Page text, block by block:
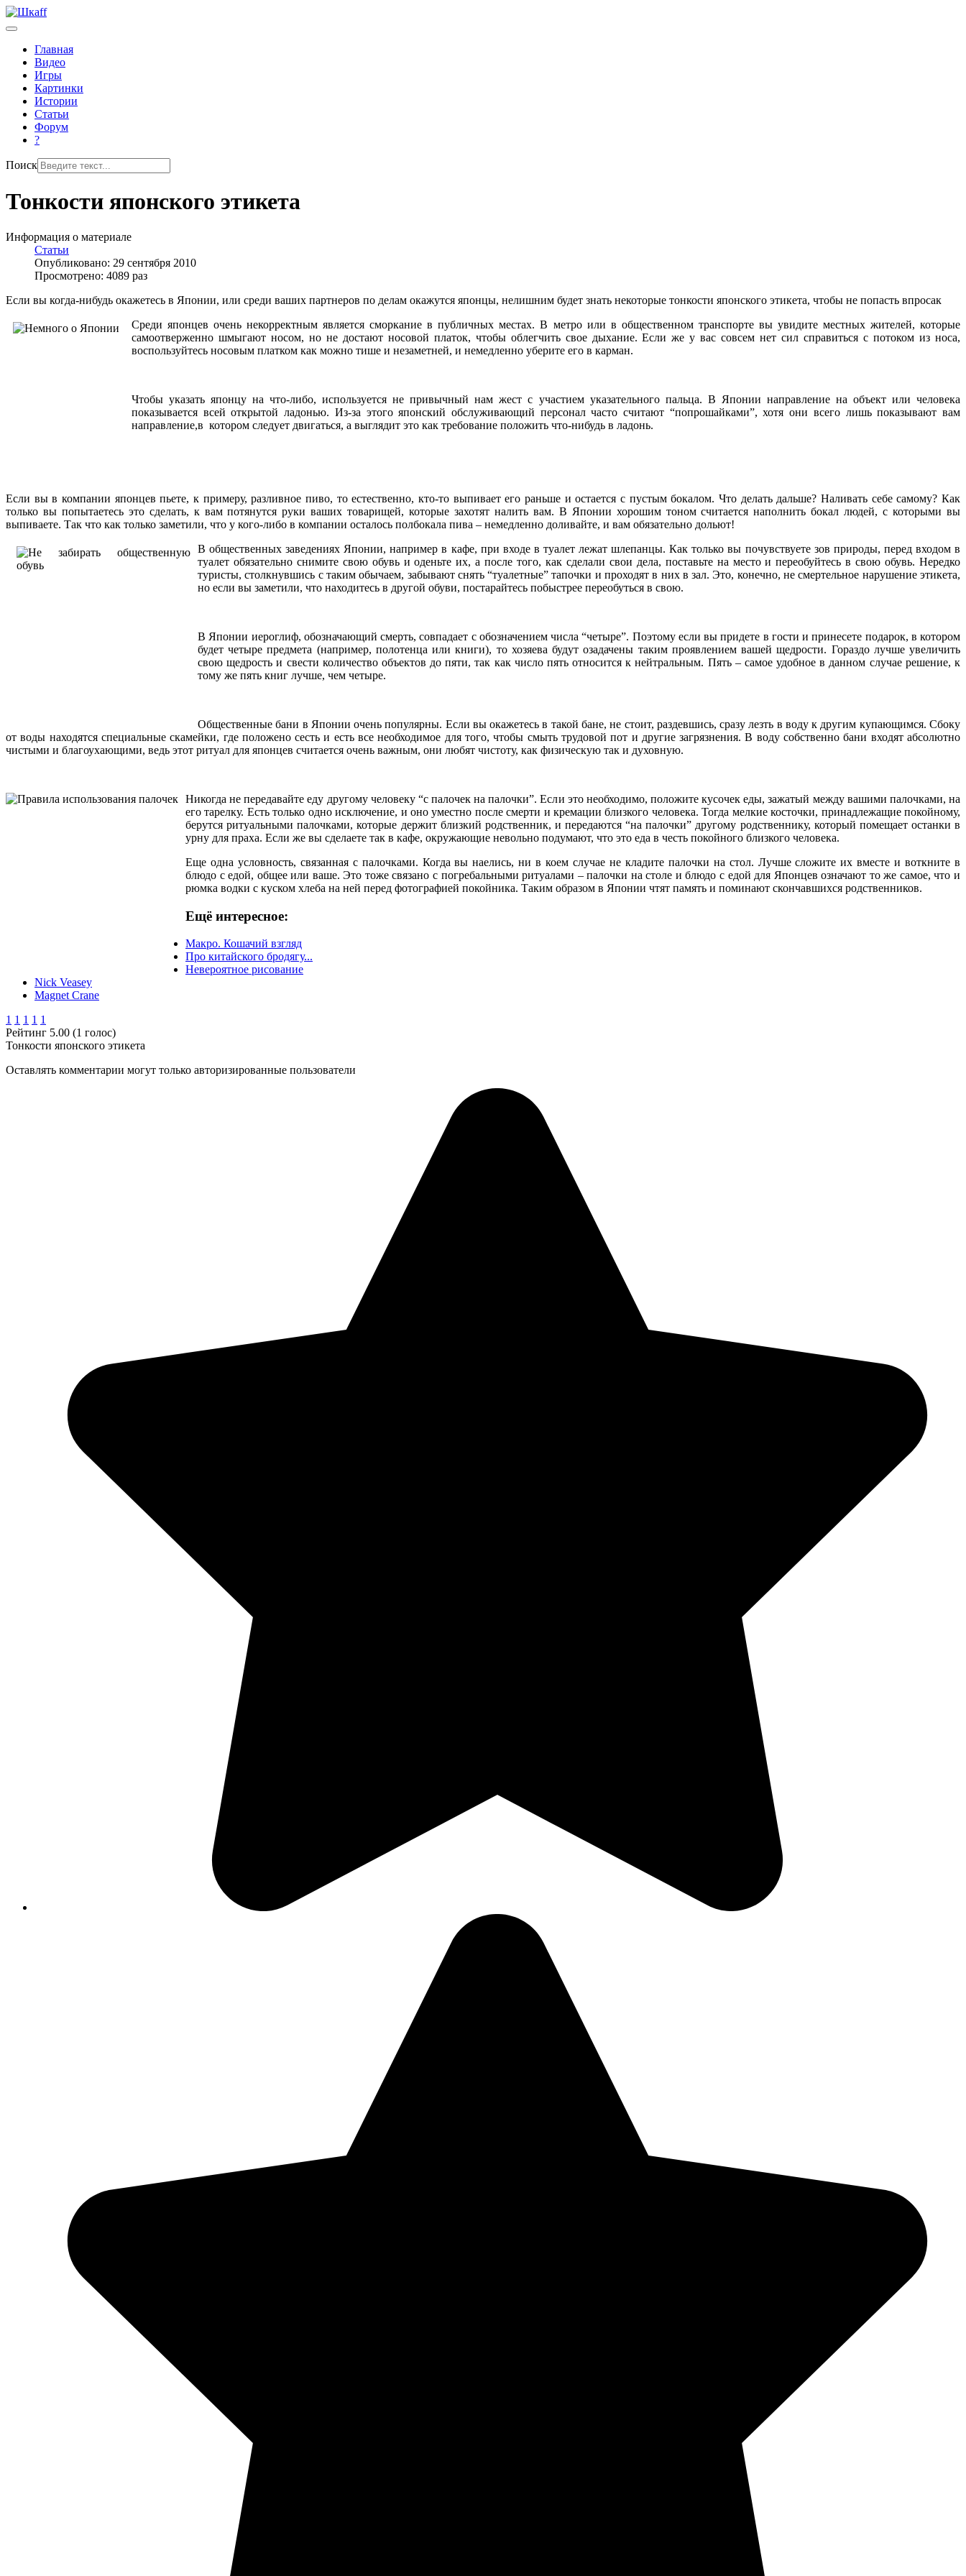
Главная
Видео
Игры
Картинки
Истории
Статьи
Форум
?
Поиск
Тонкости японского этикета
Информация о материале
Статьи
Опубликовано: 29 сентября 2010
Просмотрено: 4089 раз
Если вы когда-нибудь окажетесь в Японии, или среди ваших партнеров по делам окажутся японцы, нелишним будет знать некоторые тонкости японского этикета, чтобы не попасть впросак
Среди японцев очень некорректным является сморкание в публичных местах. В метро или в общественном транспорте вы увидите местных жителей, которые
самоотверженно шмыгают носом, но не достают носовой платок, чтобы облегчить свое дыхание. Если же у вас совсем нет сил справиться с потоком из носа,
воспользуйтесь носовым платком как можно тише и незаметней, и немедленно уберите его в карман.
Чтобы указать японцу на что-либо, используется не привычный нам жест с участием указательного пальца. В Японии направление на объект или человека
показывается всей открытой ладонью. Из-за этого японский обслуживающий персонал часто считают “попрошайками”, хотя они всего лишь показывают вам
направление,в котором следует двигаться, а выглядит это как требование положить что-нибудь в ладонь.
Если вы в компании японцев пьете, к примеру, разливное пиво, то естественно, кто-то выпивает его раньше и остается с пустым бокалом. Что делать дальше? Наливать себе самому? Как
только вы попытаетесь это сделать, к вам потянутся руки ваших товарищей, которые захотят налить вам. В Японии хорошим тоном считается наполнить бокал людей, с которыми вы
выпиваете. Так что как только заметили, что у кого-либо в компании осталось полбокала пива – немедленно доливайте, и вам обязательно дольют!
В общественных заведениях Японии, например в кафе, при входе в туалет лежат шлепанцы. Как только вы почувствуете зов природы, перед входом в
туалет обязательно снимите свою обувь и оденьте их, а после того, как сделали свои дела, поставьте на место и переобуйтесь в свою обувь. Нередко
туристы, столкнувшись с таким обычаем, забывают снять “туалетные” тапочки и проходят в них в зал. Это, конечно, не смертельное нарушение этикета,
но если вы заметили, что находитесь в другой обуви, постарайтесь побыстрее переобуться в свою.
В Японии иероглиф, обозначающий смерть, совпадает с обозначением числа “четыре”. Поэтому если вы придете в гости и принесете подарок, в котором
будет четыре предмета (например, полотенца или книги), то хозяева будут озадачены таким проявлением вашей щедрости. Гораздо лучше увеличить
свою щедрость и свести количество объектов до пяти, так как число пять относится к нейтральным. Пять – самое удобное в данном случае решение, к
тому же пять книг лучше, чем четыре.
Общественные бани в Японии очень популярны. Если вы окажетесь в такой бане, не стоит, раздевшись, сразу лезть в воду к другим купающимся. Сбоку
от воды находятся специальные скамейки, где положено сесть и есть все необходимое для того, чтобы смыть трудовой пот и другие загрязнения. В воду собственно бани входят абсолютно
чистыми и благоухающими, ведь этот ритуал для японцев считается очень важным, они любят чистоту, как физическую так и духовную.
Никогда не передавайте еду другому человеку “с палочек на палочки”. Если это необходимо, положите кусочек еды, зажатый между вашими палочками, на
его тарелку. Есть только одно исключение, и оно уместно после смерти и кремации близкого человека. Тогда мелкие косточки, принадлежащие покойному,
берутся ритуальными палочками, которые держит близкий родственник, и передаются “на палочки” другому родственнику, который помещает останки в
урну для праха. Если же вы сделаете так в кафе, окружающие невольно подумают, что это еда в честь покойного близкого человека.
Еще одна условность, связанная с палочками. Когда вы наелись, ни в коем случае не кладите палочки на стол. Лучше сложите их вместе и воткните в
блюдо с едой, общее или ваше. Это тоже связано с погребальными ритуалами – палочки на столе и блюдо с едой для Японцев означают то же самое, что и
рюмка водки с куском хлеба на ней перед фотографией покойника. Таким образом в Японии чтят память и поминают скончавшихся родственников.
Ещё интересное:
Макро. Кошачий взгляд
Про китайского бродягу...
Невероятное рисование
Nick Veasey
Magnet Crane
1 1 1 1 1
Рейтинг 5.00 (1 голос)
Тонкости японского этикета
Оставлять комментарии могут только авторизированные пользователи